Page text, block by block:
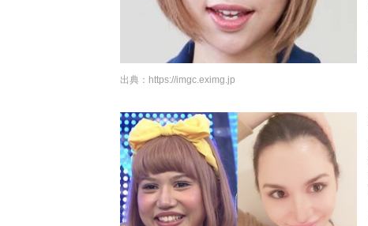
出典： https://imgc.eximg.jp